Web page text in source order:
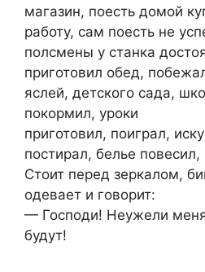
магазин, поесть домой
работу, сам поесть не
полсмены у станка
приготовил обед,
яслей, детского сада,
покормил, уроки
приготовил, поиграл,
постирал, белье
Стоит перед зеркалом,
одевает и говорит:
— Господи! Неужели
будут!